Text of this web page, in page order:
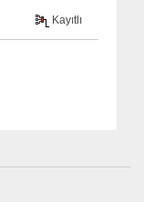
Kayıtlı